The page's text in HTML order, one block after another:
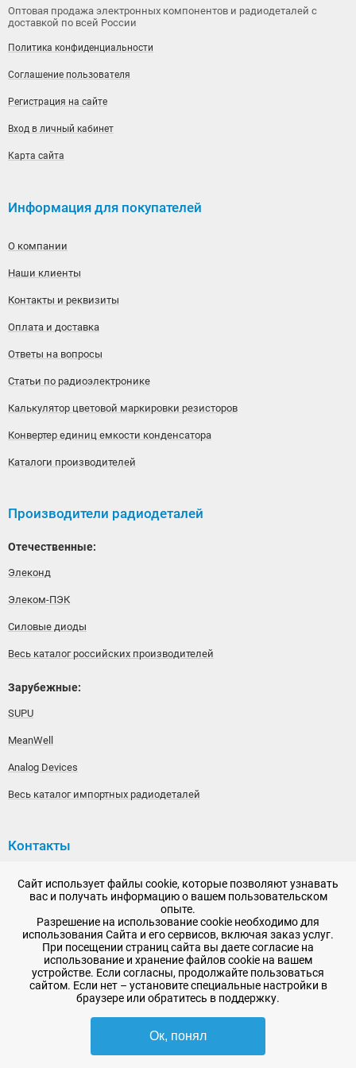
Оптовая продажа электронных компонентов и радиодеталей с
доставкой по всей России
Политика конфиденциальности
Соглашение пользователя
Регистрация на сайте
Вход в личный кабинет
Карта сайта
Информация для покупателей
О компании
Наши клиенты
Контакты и реквизиты
Оплата и доставка
Ответы на вопросы
Статьи по радиоэлектронике
Калькулятор цветовой маркировки резисторов
Конвертер единиц емкости конденсатора
Каталоги производителей
Производители радиодеталей
Отечественные:
Элеконд
Элеком-ПЭК
Силовые диоды
Весь каталог российских производителей
Зарубежные:
SUPU
MeanWell
Analog Devices
Весь каталог импортных радиодеталей
Контакты
192148, г. Санкт-Петербург, Железнодорожный проспект,
дом 36
+7 (812) 565-06-52
Время работы: пн-пт, 10:00 - 18:00
E-mail:sale@radioelementy.ru
2007 - 2026, ООО «РадиоЭлемент» © сайт носит информационный характер
Сайт использует файлы cookie, которые позволяют узнавать
вас и получать информацию о вашем пользовательском
опыте.
Разрешение на использование cookie необходимо для
использования Сайта и его сервисов, включая заказ услуг.
При посещении страниц сайта вы даете согласие на
использование и хранение файлов cookie на вашем
устройстве. Если согласны, продолжайте пользоваться
сайтом. Если нет – установите специальные настройки в
браузере или обратитесь в поддержку.
Ок, понял